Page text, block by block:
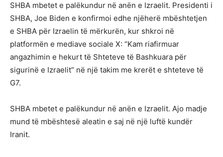
SHBA mbetet e palëkundur në anën e Izraelit. Presidenti i
SHBA, Joe Biden e konfirmoi edhe njëherë mbështetjen
e SHBA për Izraelin të mërkurën, kur shkroi në
platformën e mediave sociale X: “Kam riafirmuar
angazhimin e hekurt të Shteteve të Bashkuara për
sigurinë e Izraelit” në një takim me krerët e shteteve të
G7.
SHBA mbetet e palëkundur në anën e Izraelit. Ajo madje
mund të mbështesë aleatin e saj në një luftë kundër
Iranit.